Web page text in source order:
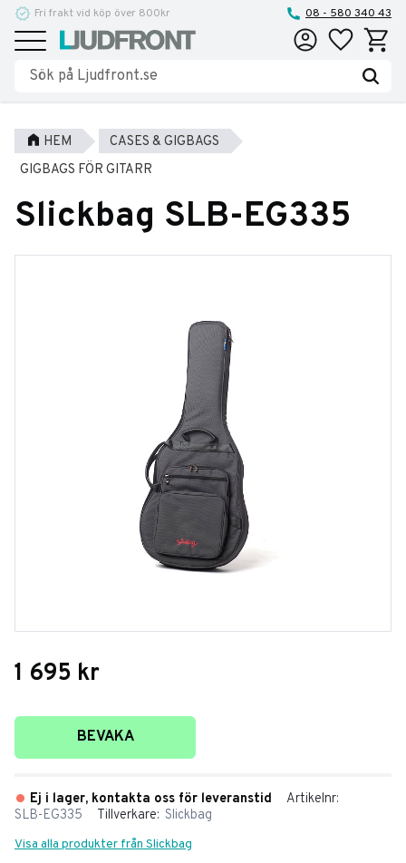
Meny
Fri frakt vid köp över 800kr
Reparationer och service 08 - 580 340 43
Favoriter
HEM
CASES & GIGBAGS
GIGBAGS FÖR GITARR
Slickbag SLB-EG335
1 695 kr
Lägg till i favoriter
BEVAKA
Ej i lager, kontakta oss för leveranstid
Artikelnr
SLB-EG335
Tillverkare Slickbag
Visa alla produkter från Slickbag